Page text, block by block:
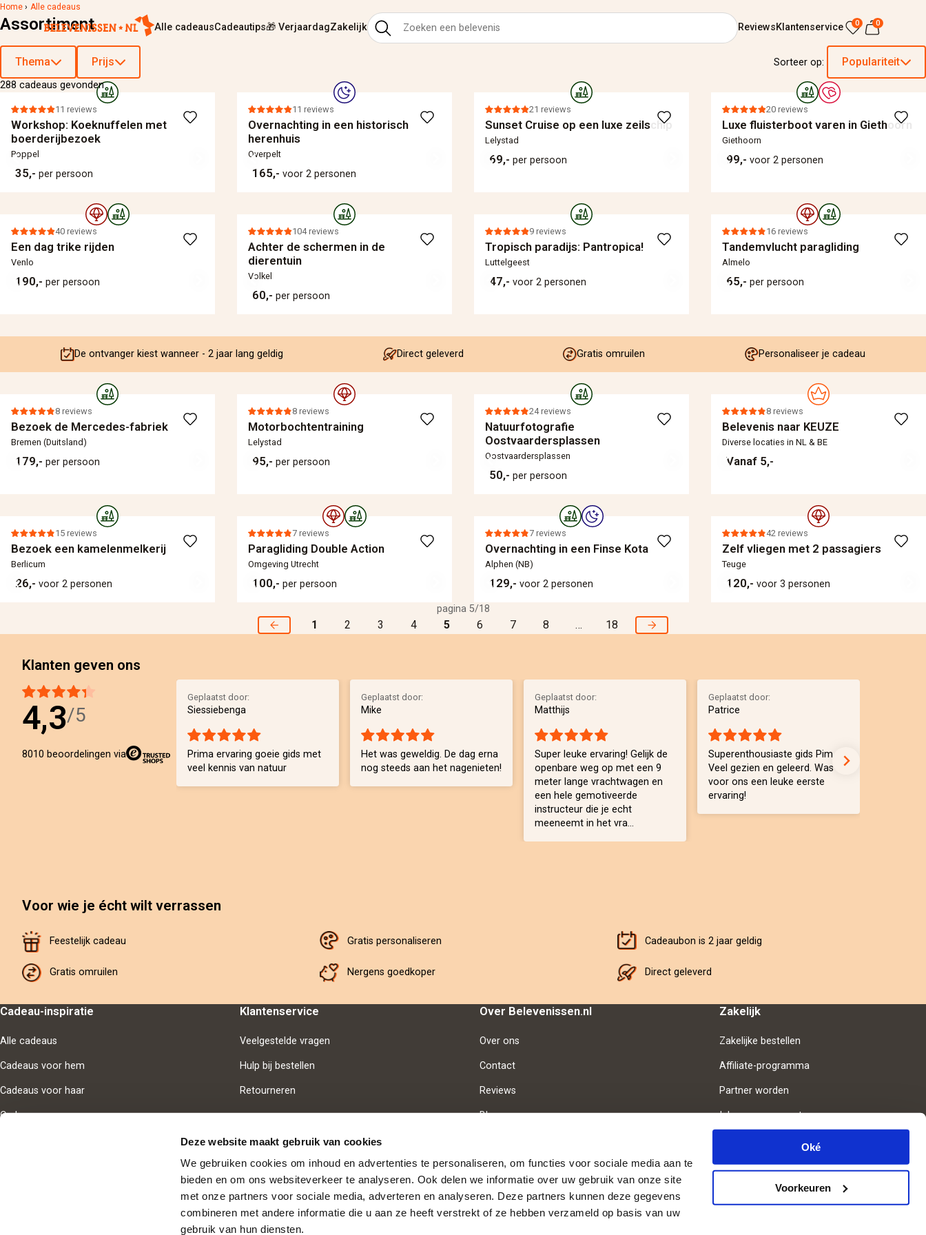
Deze website maakt gebruik van cookies
We gebruiken cookies om inhoud en advertenties te personaliseren, om functies voor sociale media aan te
bieden en om ons websiteverkeer te analyseren. Ook delen we informatie over uw gebruik van onze site
met onze partners voor sociale media, adverteren en analyseren. Deze partners kunnen deze gegevens
combineren met andere informatie die u aan ze heeft verstrekt of ze hebben verzameld op basis van uw
gebruik van hun diensten.
Oké
Voorkeuren
Alle cadeausCadeautips🎁 VerjaardagZakelijk ReviewsKlantenservice 0 0
Home › Alle cadeaus
Assortiment
Thema Prijs Sorteer op: Populariteit
288 cadeaus gevonden
11 reviews
Workshop: Koeknuffelen met
boerderijbezoek
Poppel
35,- per persoon
11 reviews
Overnachting in een historisch
herenhuis
Overpelt
165,- voor 2 personen
21 reviews
Sunset Cruise op een luxe zeilschip
Lelystad
69,- per persoon
20 reviews
Luxe fluisterboot varen in Giethoorn
Giethoorn
99,- voor 2 personen
40 reviews
Een dag trike rijden
Venlo
190,- per persoon
104 reviews
Achter de schermen in de
dierentuin
Volkel
60,- per persoon
9 reviews
Tropisch paradijs: Pantropica!
Luttelgeest
47,- voor 2 personen
16 reviews
Tandemvlucht paragliding
Almelo
65,- per persoon
De ontvanger kiest wanneer - 2 jaar lang geldig Direct geleverd Gratis omruilen Personaliseer je cadeau
8 reviews
Bezoek de Mercedes-fabriek
Bremen (Duitsland)
179,- per persoon
8 reviews
Motorbochtentraining
Lelystad
95,- per persoon
24 reviews
Natuurfotografie
Oostvaardersplassen
Oostvaardersplassen
50,- per persoon
8 reviews
Belevenis naar KEUZE
Diverse locaties in NL & BE
Vanaf 5,-
15 reviews
Bezoek een kamelenmelkerij
Berlicum
26,- voor 2 personen
7 reviews
Paragliding Double Action
Omgeving Utrecht
100,- per persoon
7 reviews
Overnachting in een Finse Kota
Alphen (NB)
129,- voor 2 personen
42 reviews
Zelf vliegen met 2 passagiers
Teuge
120,- voor 3 personen
pagina 5/18
1 2 3 4 5 6 7 8 … 18
Klanten geven ons
4,3/5
8010 beoordelingen via
Geplaatst door:
Siessiebenga
Prima ervaring goeie gids met
veel kennis van natuur
Geplaatst door:
Mike
Het was geweldig. De dag erna
nog steeds aan het nagenieten!
Geplaatst door:
Matthijs
Super leuke ervaring! Gelijk de
openbare weg op met een 9
meter lange vrachtwagen en
een hele gemotiveerde
instructeur die je echt
meeneemt in het vra...
Geplaatst door:
Patrice
Superenthousiaste gids Pim.
Veel gezien en geleerd. Was
voor ons een leuke eerste
ervaring!
Voor wie je écht wilt verrassen
Feestelijk cadeau Gratis personaliseren Cadeaubon is 2 jaar geldig
Gratis omruilen Nergens goedkoper Direct geleverd
Cadeau-inspiratie
Alle cadeaus
Cadeaus voor hem
Cadeaus voor haar
Cadeaus voor samen
Klantenservice
Veelgestelde vragen
Hulp bij bestellen
Retourneren
Over Belevenissen.nl
Over ons
Contact
Reviews
Blog
Zakelijk
Zakelijke bestellen
Affiliate-programma
Partner worden
Inloggen voor partners
Goedgekeurd Betaalmethoden